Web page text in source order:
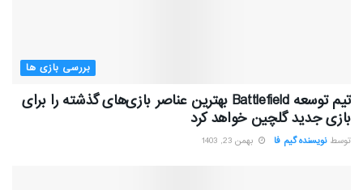
بررسی بازی ها
تیم توسعه Battlefield بهترین عناصر بازی‌های گذشته را برای
بازی جدید گلچین خواهد کرد
توسط نویسنده گیم فا بهمن 23, 1403